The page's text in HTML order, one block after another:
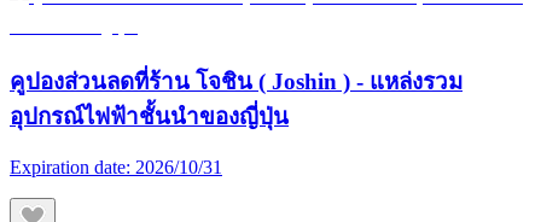
คูปองส่วนลดที่ร้าน โจชิน ( Joshin ) - แหล่งรวม
อุปกรณ์ไฟฟ้าชั้นนำของญี่ปุ่น
Expiration date: 2026/10/31